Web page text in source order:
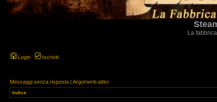
La
Login Iscriviti
Messaggi senza risposta | Argomenti attivi
Indice